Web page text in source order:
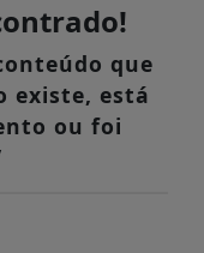
que
existe, está
ou foi